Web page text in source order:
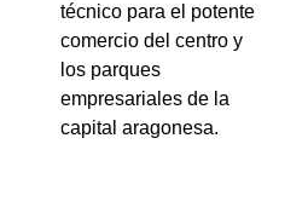
técnico para el potente
comercio del centro y
los parques
empresariales de la
capital aragonesa.